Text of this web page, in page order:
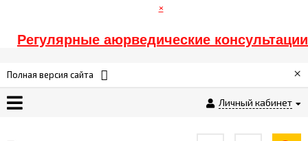
×
Регулярные аюрведические консультации
Полная версия сайта ×
Личный кабинет
Оплата